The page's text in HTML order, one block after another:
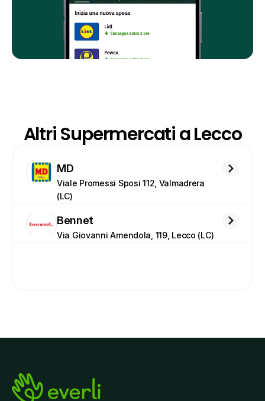
Altri Supermercati a Lecco
MD
Viale Promessi Sposi 112, Valmadrera
(LC)
Bennet
Via Giovanni Amendola, 119, Lecco (LC)